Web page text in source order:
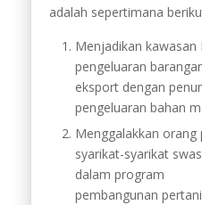
adalah sepertimana
Menjadikan kawasan
pengeluaran
eksport dengan
pengeluaran bahan
Menggalakkan orang
syarikat-syarikat
dalam program
pembangunan